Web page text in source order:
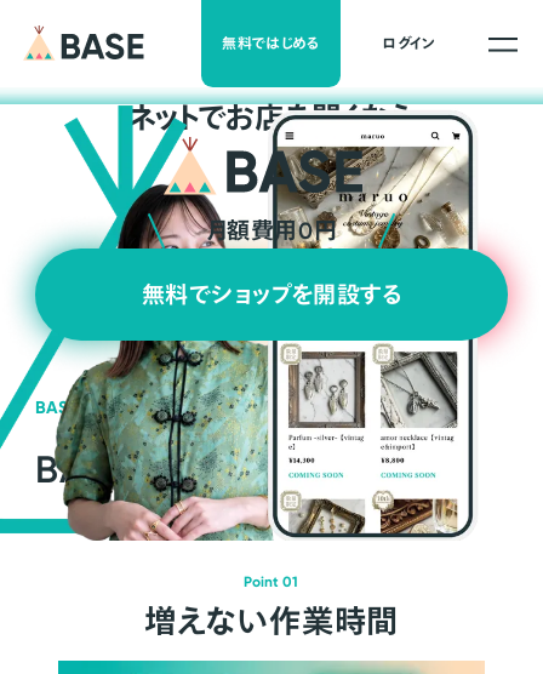
無料ではじめる ログイン
ネットでお店を開くなら
月額費用0円
無料でショップを開設する
BASEの強み
BASEが強い3つの理由
Point 01
増えない作業時間